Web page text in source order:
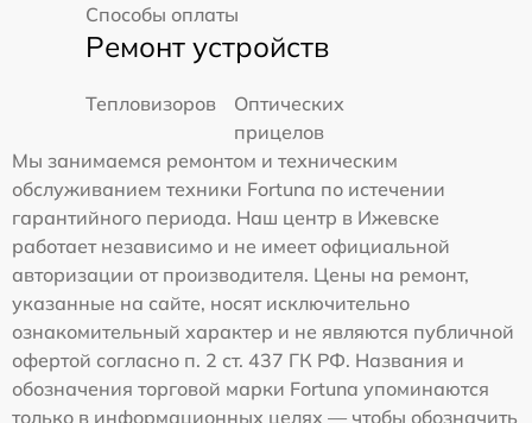
Способы оплаты
Ремонт устройств
Тепловизоров
Оптических
прицелов
Мы занимаемся ремонтом и техническим
обслуживанием техники Fortuna по истечении
гарантийного периода. Наш центр в Ижевске
работает независимо и не имеет официальной
авторизации от производителя. Цены на ремонт,
указанные на сайте, носят исключительно
ознакомительный характер и не являются публичной
офертой согласно п. 2 ст. 437 ГК РФ. Названия и
обозначения торговой марки Fortuna упоминаются
только в информационных целях — чтобы обозначить